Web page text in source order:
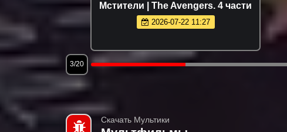
Мстители | The Avengers. 4 части
2026-07-22 11:27
3/20
Скачать Мультики